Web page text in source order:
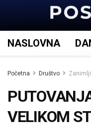
NASLOVNA
Početna Društvo
VELIKOM